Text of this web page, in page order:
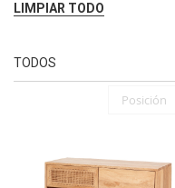
LIMPIAR TODO
TODOS